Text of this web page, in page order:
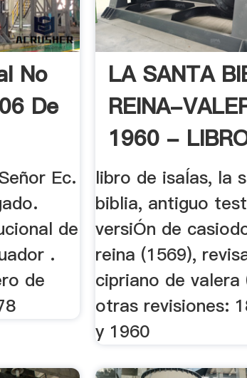
No
De
Ec.
de
.
de
LA SANTA
REINA-
1960 -
libro de isaÍas, la
biblia, antiguo
versiÓn de
reina (1569),
cipriano de valera
otras revisiones:
y 1960